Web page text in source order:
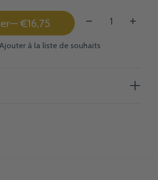
— €16,75 Quantité:
à la liste de souhaits